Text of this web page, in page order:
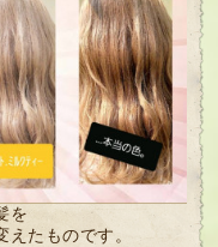
を
たものです。